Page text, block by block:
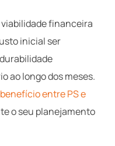
financeira
inicial ser
ao longo dos meses.
entre PS e
o seu planejamento